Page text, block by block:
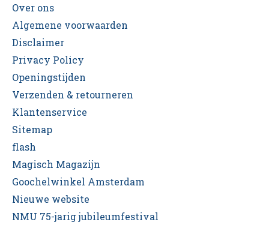
Over ons
Algemene voorwaarden
Disclaimer
Privacy Policy
Openingstijden
Verzenden & retourneren
Klantenservice
Sitemap
flash
Magisch Magazijn
Goochelwinkel Amsterdam
Nieuwe website
NMU 75-jarig jubileumfestival